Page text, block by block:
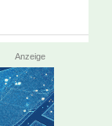
Anzeige